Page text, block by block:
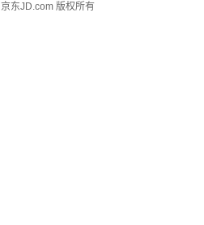
京东JD.com 版权所有